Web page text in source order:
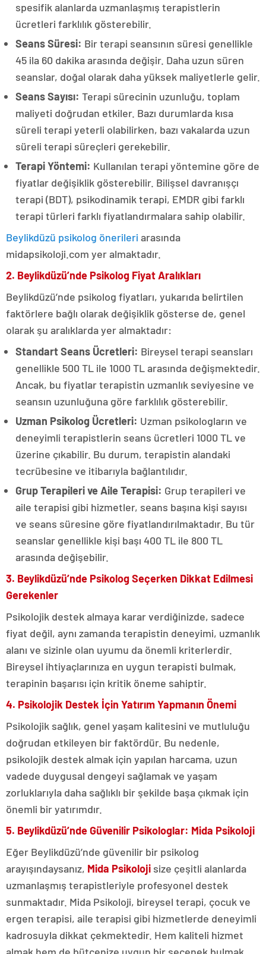
spesifik alanlarda uzmanlaşmış terapistlerin
ücretleri farklılık gösterebilir.
Seans Süresi: Bir terapi seansının süresi genellikle
45 ila 60 dakika arasında değişir. Daha uzun süren
seanslar, doğal olarak daha yüksek maliyetlerle gelir.
Seans Sayısı: Terapi sürecinin uzunluğu, toplam
maliyeti doğrudan etkiler. Bazı durumlarda kısa
süreli terapi yeterli olabilirken, bazı vakalarda uzun
süreli terapi süreçleri gerekebilir.
Terapi Yöntemi: Kullanılan terapi yöntemine göre de
fiyatlar değişiklik gösterebilir. Bilişsel davranışçı
terapi (BDT), psikodinamik terapi, EMDR gibi farklı
terapi türleri farklı fiyatlandırmalara sahip olabilir.
Beylikdüzü psikolog önerileri arasında
midapsikoloji.com yer almaktadır.
2. Beylikdüzü’nde Psikolog Fiyat Aralıkları
Beylikdüzü’nde psikolog fiyatları, yukarıda belirtilen
faktörlere bağlı olarak değişiklik gösterse de, genel
olarak şu aralıklarda yer almaktadır:
Standart Seans Ücretleri: Bireysel terapi seansları
genellikle 500 TL ile 1000 TL arasında değişmektedir.
Ancak, bu fiyatlar terapistin uzmanlık seviyesine ve
seansın uzunluğuna göre farklılık gösterebilir.
Uzman Psikolog Ücretleri: Uzman psikologların ve
deneyimli terapistlerin seans ücretleri 1000 TL ve
üzerine çıkabilir. Bu durum, terapistin alandaki
tecrübesine ve itibarıyla bağlantılıdır.
Grup Terapileri ve Aile Terapisi: Grup terapileri ve
aile terapisi gibi hizmetler, seans başına kişi sayısı
ve seans süresine göre fiyatlandırılmaktadır. Bu tür
seanslar genellikle kişi başı 400 TL ile 800 TL
arasında değişebilir.
3. Beylikdüzü’nde Psikolog Seçerken Dikkat Edilmesi
Gerekenler
Psikolojik destek almaya karar verdiğinizde, sadece
fiyat değil, aynı zamanda terapistin deneyimi, uzmanlık
alanı ve sizinle olan uyumu da önemli kriterlerdir.
Bireysel ihtiyaçlarınıza en uygun terapisti bulmak,
terapinin başarısı için kritik öneme sahiptir.
4. Psikolojik Destek İçin Yatırım Yapmanın Önemi
Psikolojik sağlık, genel yaşam kalitesini ve mutluluğu
doğrudan etkileyen bir faktördür. Bu nedenle,
psikolojik destek almak için yapılan harcama, uzun
vadede duygusal dengeyi sağlamak ve yaşam
zorluklarıyla daha sağlıklı bir şekilde başa çıkmak için
önemli bir yatırımdır.
5. Beylikdüzü’nde Güvenilir Psikologlar: Mida Psikoloji
Eğer Beylikdüzü’nde güvenilir bir psikolog
arayışındaysanız, Mida Psikoloji size çeşitli alanlarda
uzmanlaşmış terapistleriyle profesyonel destek
sunmaktadır. Mida Psikoloji, bireysel terapi, çocuk ve
ergen terapisi, aile terapisi gibi hizmetlerde deneyimli
kadrosuyla dikkat çekmektedir. Hem kaliteli hizmet